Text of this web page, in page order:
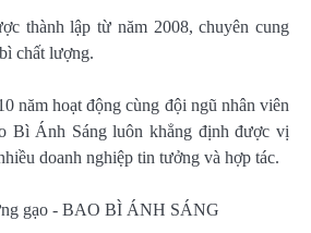
thành lập từ năm 2008, chuyên cung
chất lượng.
năm hoạt động cùng đội ngũ nhân viên
Bì Ánh Sáng luôn khẳng định được vị
doanh nghiệp tin tưởng và hợp tác.